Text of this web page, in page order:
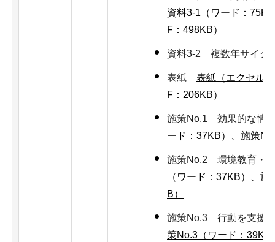
資料3-1（ワード：
F：498KB）
資料3-2 複数年サイク
表紙 表紙（エクセル
F：206KB）
施策No.1 効果的な情
ード：37KB）
施策
施策No.2 環境教育・
（ワード：37KB）
施
B）
施策No.3 行動を支援
策No.3（ワード：39KB